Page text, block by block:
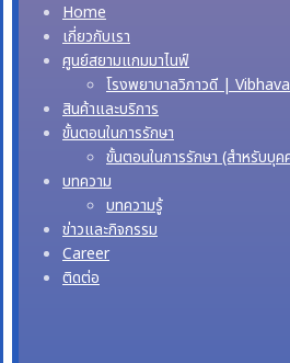
Home
เกี่ยวกับเรา
ศูนย์สยามแกมมาไนฟ์
โรงพยาบาลวิภาวดี |
สินค้าและบริการ
ขั้นตอนในการรักษา
ขั้นตอนในการรักษา (สำหรับบุค
บทความ
บทความรู้
ข่าวและกิจกรรม
Career
ติดต่อ